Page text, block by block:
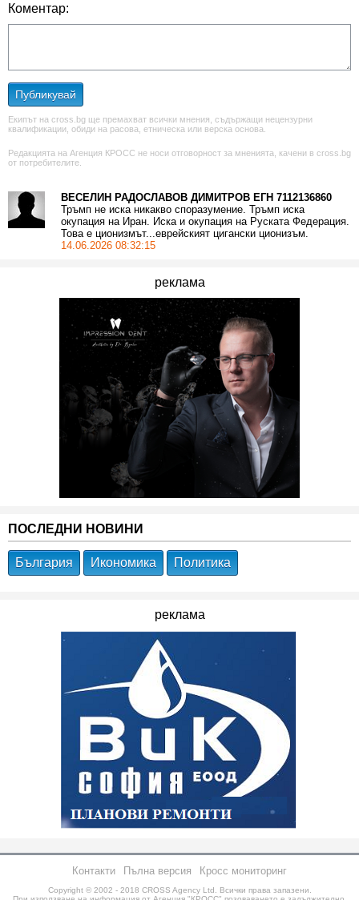
Коментар:
Публикувай
Екипът на cross.bg ще премахват всички мнения, съдържащи нецензурни
квалификации, обиди на расова, етническа или верска основа.
Редакцията на Агенция КРОСС не носи отговорност за мненията, качени в cross.bg
от потребителите.
ВЕСЕЛИН РАДОСЛАВОВ ДИМИТРОВ ЕГН 7112136860
Тръмп не иска никакво споразумение. Тръмп иска
окупация на Иран. Иска и окупация на Руската Федерация.
Това е ционизмът...еврейският цигански ционизъм.
14.06.2026 08:32:15
реклама
ПОСЛЕДНИ НОВИНИ
България Икономика Политика
реклама
Контакти Пълна версия Кросс мониторинг
Copyright © 2002 - 2018 CROSS Agency Ltd.
Всички права запазени.